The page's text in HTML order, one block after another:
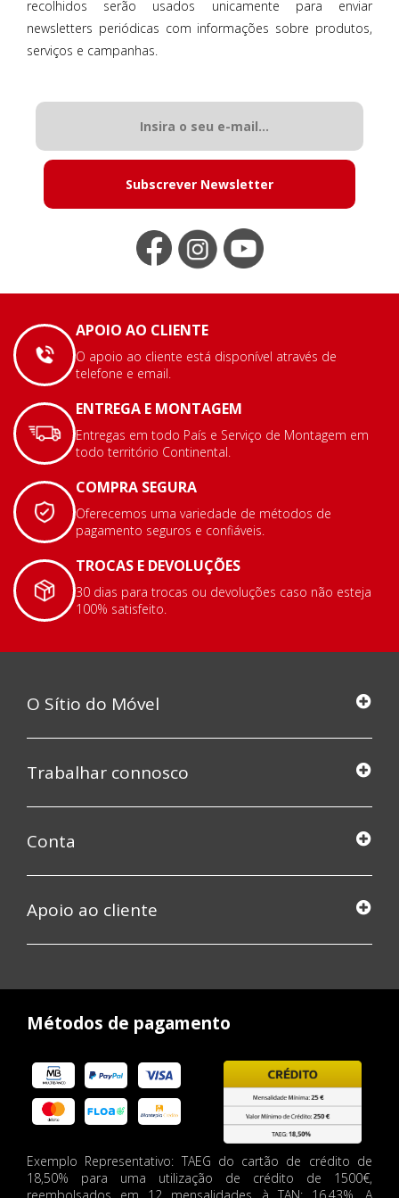
recolhidos serão usados unicamente para enviar
newsletters periódicas com informações sobre produtos,
serviços e campanhas.
Subscrever Newsletter
APOIO AO CLIENTE
O apoio ao cliente está disponível através de
telefone e email.
ENTREGA E MONTAGEM
Entregas em todo País e Serviço de Montagem em
todo território Continental.
COMPRA SEGURA
Oferecemos uma variedade de métodos de
pagamento seguros e confiáveis.
TROCAS E DEVOLUÇÕES
30 dias para trocas ou devoluções caso não esteja
100% satisfeito.
O Sítio do Móvel
Trabalhar connosco
Conta
Apoio ao cliente
Métodos de pagamento
Exemplo Representativo: TAEG do cartão de crédito de
18,50% para uma utilização de crédito de 1500€,